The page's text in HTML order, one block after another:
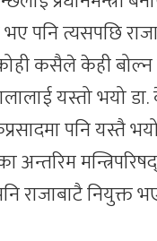
पनि त्यसपछि
कसैले केही बोल्न
यस्तो भयो
पनि यस्तै
अन्तरिम
राजाबाटै नियुक्त